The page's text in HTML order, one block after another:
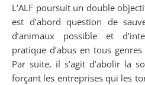
L’ALF poursuit un double
est d’abord question de
d’animaux possible et
pratique d’abus en tous
Par suite, il s’agit d’abolir la
forçant les entreprises qui les